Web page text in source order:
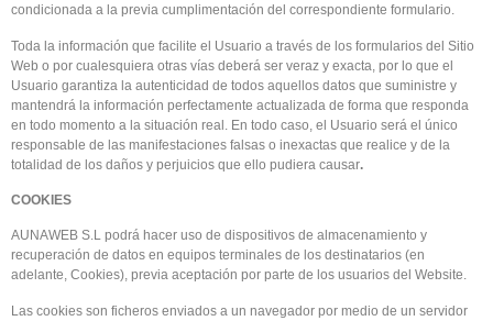
condicionada a la previa cumplimentación del correspondiente formulario.
Toda la información que facilite el Usuario a través de los formularios del Sitio
Web o por cualesquiera otras vías deberá ser veraz y exacta, por lo que el
Usuario garantiza la autenticidad de todos aquellos datos que suministre y
mantendrá la información perfectamente actualizada de forma que responda
en todo momento a la situación real. En todo caso, el Usuario será el único
responsable de las manifestaciones falsas o inexactas que realice y de la
totalidad de los daños y perjuicios que ello pudiera causar.
COOKIES
AUNAWEB S.L podrá hacer uso de dispositivos de almacenamiento y
recuperación de datos en equipos terminales de los destinatarios (en
adelante, Cookies), previa aceptación por parte de los usuarios del Website.
Las cookies son ficheros enviados a un navegador por medio de un servidor